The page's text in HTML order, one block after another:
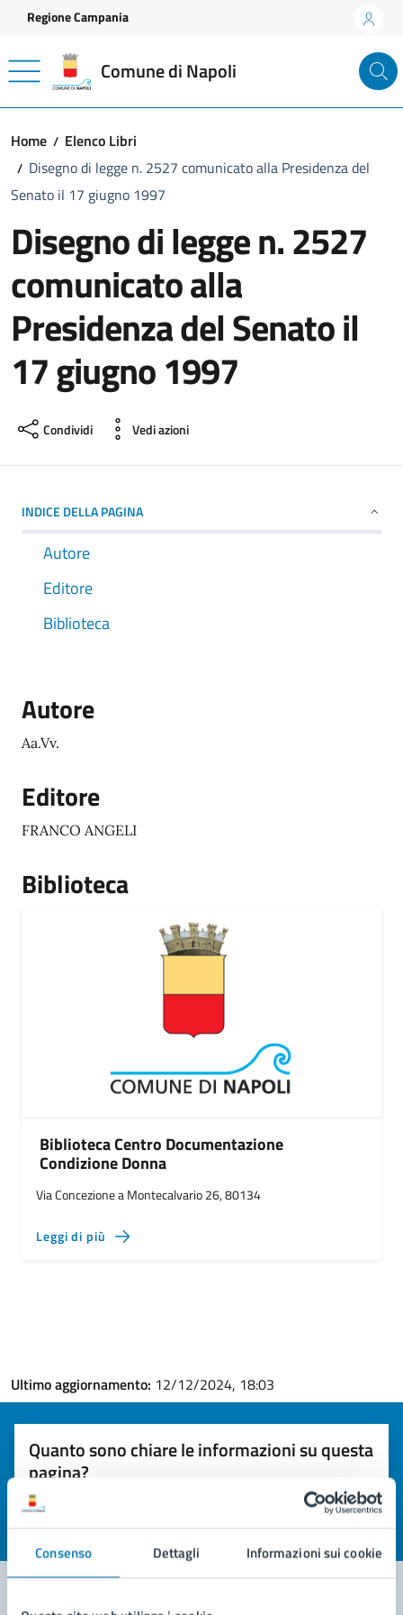
Consenso Dettagli Informazioni sui cookie
Vai ai contenuti
Vai al footer
Regione Campania
Comune di Napoli
Home
Elenco Libri
Disegno di legge n. 2527 comunicato alla Presidenza del
Senato il 17 giugno 1997
Disegno di legge n. 2527
comunicato alla
Presidenza del Senato il
17 giugno 1997
Condividi Vedi azioni
INDICE DELLA PAGINA
Autore
Editore
Biblioteca
Autore
Aa.Vv.
Editore
FRANCO ANGELI
Biblioteca
Biblioteca Centro Documentazione
Condizione Donna
Via Concezione a Montecalvario 26, 80134
Leggi di più
Ultimo aggiornamento: 12/12/2024, 18:03
Quanto sono chiare le informazioni su questa
pagina?
Valuta la chiarezza delle informazioni (da 1 a 5 stelle)
Seleziona il numero di stelle per valutare la chiarezza delle